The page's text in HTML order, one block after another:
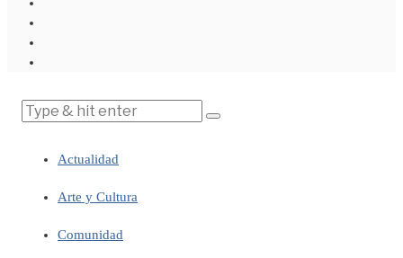
Actualidad
Arte y Cultura
Comunidad